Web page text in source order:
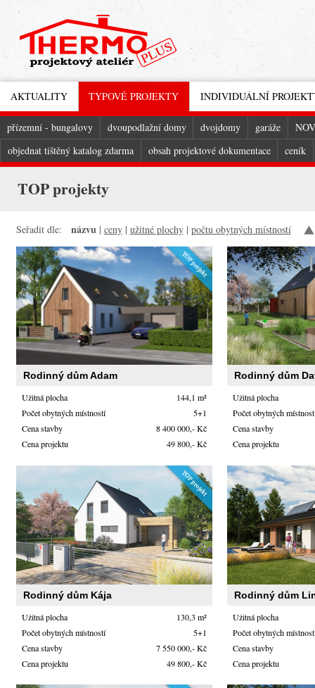
AKTUALITY TYPOVÉ PROJEKTY
přízemní - bungalovy dvoupodlažní domy dvojdomy garáže
objednat tištěný katalog zdarma
obsah projektové dokumentace ceník
INDIVIDUÁLNÍ
TOP projekty
Seřadit dle: názvu | ceny| užitné plochy| počtu obytných místností
Rodinný dům Adam
Užitná plocha
144,1 m²
Počet obytných místností
5+1
Cena stavby
8 400 000,- Kč
Cena projektu
49 800,- Kč
Rodinný dům
Užitná plocha
Počet obytných
Cena stavby
Cena projektu
Rodinný dům Kája
Užitná plocha
130,3 m²
Počet obytných místností
5+1
Cena stavby
7 550 000,- Kč
Cena projektu
49 800,- Kč
Rodinný dům
Užitná plocha
Počet obytných
Cena stavby
Cena projektu